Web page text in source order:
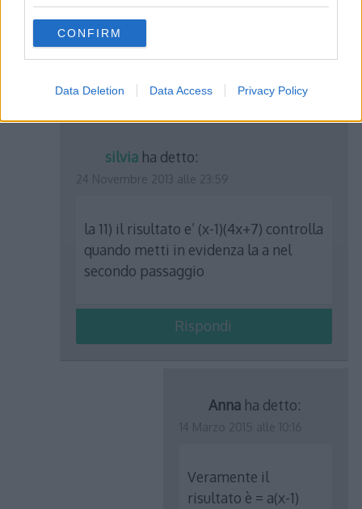
use your data for below specified purposes in below Google
consent section.
CONFIRM
Data Deletion Data Access Privacy Policy
confermo
Rispondi
silvia ha detto:
24 Novembre 2013 alle 23:59
la 11) il risultato e’ (x-1)(4x+7) controlla
quando metti in evidenza la a nel
secondo passaggio
Rispondi
Anna ha detto:
Veramente il
risultato è = a(x-1)